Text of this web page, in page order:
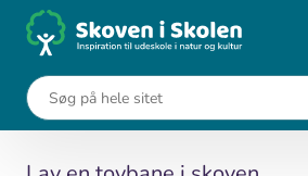
... Aktiviteter Tovbane
Tovbane